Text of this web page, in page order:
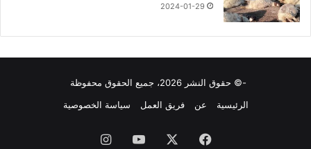
2024-01-29
-© حقوق النشر 2026، جميع الحقوق محفوظة
الرئيسية
عن فريق العمل سياسة الخصوصية
فيسبوك يوتيوبانستقرام